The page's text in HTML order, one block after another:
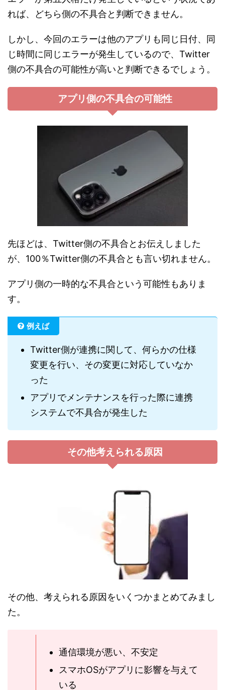
れば、どちら側の不具合と判断できません。
しかし、今回のエラーは他のアプリも同じ日付、同
じ時間に同じエラーが発生しているので、Twitter
側の不具合の可能性が高いと判断できるでしょう。
アプリ側の不具合の可能性
先ほどは、Twitter側の不具合とお伝えしました
が、100％Twitter側の不具合とも言い切れません。
アプリ側の一時的な不具合という可能性もありま
す。
例えば
Twitter側が連携に関して、何らかの仕様
変更を行い、その変更に対応していなか
った
アプリでメンテナンスを行った際に連携
システムで不具合が発生した
その他考えられる原因
その他、考えられる原因をいくつかまとめてみまし
た。
通信環境が悪い、不安定
スマホOSがアプリに影響を与えて
いる